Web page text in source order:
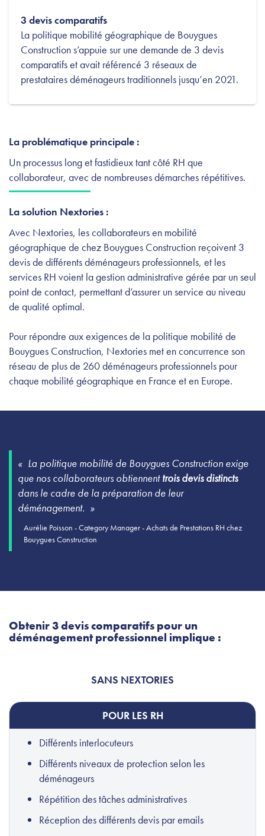
3 devis comparatifs
La politique mobilité géographique de Bouygues
Construction s’appuie sur une demande de 3 devis
comparatifs et avait référencé 3 réseaux de
prestataires déménageurs traditionnels jusqu’en 2021.
La problématique principale :
Un processus long et fastidieux tant côté RH que
collaborateur, avec de nombreuses démarches répétitives.
La solution Nextories :
Avec Nextories, les collaborateurs en mobilité
géographique de chez Bouygues Construction reçoivent 3
devis de différents déménageurs professionnels, et les
services RH voient la gestion administrative gérée par un seul
point de contact, permettant d’assurer un service au niveau
de qualité optimal.
Pour répondre aux exigences de la politique mobilité de
Bouygues Construction, Nextories met en concurrence son
réseau de plus de 260 déménageurs professionnels pour
chaque mobilité géographique en France et en Europe.
La politique mobilité de Bouygues Construction exige
que nos collaborateurs obtiennenttrois devis distincts
dans le cadre de la préparation de leur
déménagement.
Aurélie Poisson - Category Manager - Achats de Prestations RH chez
Bouygues Construction
Obtenir 3 devis comparatifs pour un
déménagement professionnel implique :
SANS NEXTORIES
POUR LES RH
Différents interlocuteurs
Différents niveaux de protection selon les
déménageurs
Répétition des tâches administratives
Réception des différents devis par emails